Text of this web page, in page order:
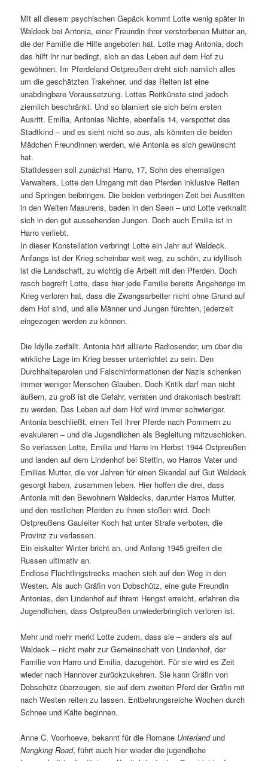
Mit all diesem psychischen Gepäck kommt Lotte wenig später in
Waldeck bei Antonia, einer Freundin ihrer verstorbenen Mutter an,
die der Familie die Hilfe angeboten hat. Lotte mag Antonia, doch
das hilft ihr nur bedingt, sich an das Leben auf dem Hof zu
gewöhnen. Im Pferdeland Ostpreußen dreht sich nämlich alles
um die geschätzten Trakehner, und das Reiten ist eine
unabdingbare Voraussetzung. Lottes Reitkünste sind jedoch
ziemlich beschränkt. Und so blamiert sie sich beim ersten
Ausritt. Emilia, Antonias Nichte, ebenfalls 14, verspottet das
Stadtkind – und es sieht nicht so aus, als könnten die beiden
Mädchen Freundinnen werden, wie Antonia es sich gewünscht
hat.
Stattdessen soll zunächst Harro, 17, Sohn des ehemaligen
Verwalters, Lotte den Umgang mit den Pferden inklusive Reiten
und Springen beibringen. Die beiden verbringen Zeit bei Ausritten
in den Weiten Masurens, baden in den Seen – und Lotte verknallt
sich in den gut aussehenden Jungen. Doch auch Emilia ist in
Harro verliebt.
In dieser Konstellation verbringt Lotte ein Jahr auf Waldeck.
Anfangs ist der Krieg scheinbar weit weg, zu schön, zu idyllisch
ist die Landschaft, zu wichtig die Arbeit mit den Pferden. Doch
rasch begreift Lotte, dass hier jede Familie bereits Angehörige im
Krieg verloren hat, dass die Zwangsarbeiter nicht ohne Grund auf
dem Hof sind, und alle Männer und Jungen fürchten, jederzeit
eingezogen werden zu können.
Die Idylle zerfällt. Antonia hört alliierte Radiosender, um über die
wirkliche Lage im Krieg besser unterrichtet zu sein. Den
Durchhalteparolen und Falschinformationen der Nazis schenken
immer weniger Menschen Glauben. Doch Kritik darf man nicht
äußern, zu groß ist die Gefahr, verraten und drakonisch bestraft
zu werden. Das Leben auf dem Hof wird immer schwieriger.
Antonia beschließt, einen Teil ihrer Pferde nach Pommern zu
evakuieren – und die Jugendlichen als Begleitung mitzuschicken.
So verlassen Lotte, Emilia und Harro im Herbst 1944 Ostpreußen
und landen auf dem Lindenhof bei Stettin, wo Harros Vater und
Emilias Mutter, die vor Jahren für einen Skandal auf Gut Waldeck
gesorgt haben, zusammen leben. Hier hoffen die drei, dass
Antonia mit den Bewohnern Waldecks, darunter Harros Mutter,
und den restlichen Pferden zu ihnen stoßen wird. Doch
Ostpreußens Gauleiter Koch hat unter Strafe verboten, die
Provinz zu verlassen.
Ein eiskalter Winter bricht an, und Anfang 1945 greifen die
Russen ultimativ an.
Endlose Flüchtlingstrecks machen sich auf den Weg in den
Westen. Als auch Gräfin von Dobschütz, eine gute Freundin
Antonias, den Lindenhof auf ihrem Hengst erreicht, erfahren die
Jugendlichen, dass Ostpreußen unwiederbringlich verloren ist.
Mehr und mehr merkt Lotte zudem, dass sie – anders als auf
Waldeck – nicht mehr zur Gemeinschaft von Lindenhof, der
Familie von Harro und Emilia, dazugehört. Für sie wird es Zeit
wieder nach Hannover zurückzukehren. Sie kann Gräfin von
Dobschütz überzeugen, sie auf dem zweiten Pferd der Gräfin mit
nach Westen reiten zu lassen. Entbehrungsreiche Wochen durch
Schnee und Kälte beginnen.
Anne C. Voorhoeve, bekannt für die Romane Unterlandund
Nangking Road, führt auch hier wieder die jugendliche